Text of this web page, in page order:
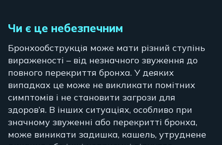
Чи є це небезпечним
Бронхообструкція може мати різний ступінь
вираженості – від незначного звуження до
повного перекриття бронха. У деяких
випадках це може не викликати помітних
симптомів і не становити загрози для
здоров’я. В інших ситуаціях, особливо при
значному звуженні або перекритті бронха,
може виникати задишка, кашель, утруднене